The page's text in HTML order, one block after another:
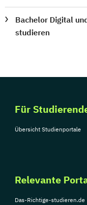
Bachelor Digital
studieren
Für
Übersicht Studienportale
Relevante
Das-Richtige-studieren.de